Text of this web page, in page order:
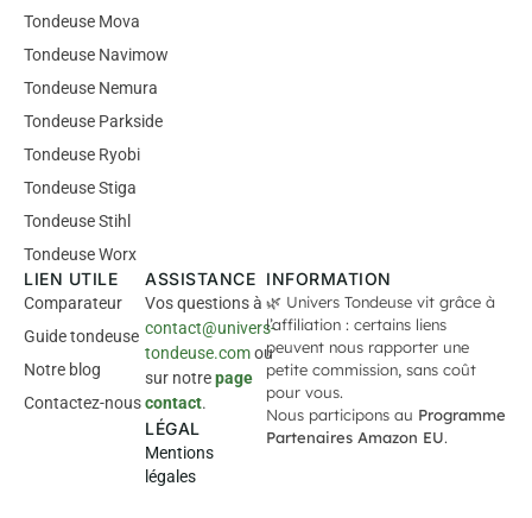
Tondeuse Mova
Tondeuse Navimow
Tondeuse Nemura
Tondeuse Parkside
Tondeuse Ryobi
Tondeuse Stiga
Tondeuse Stihl
Tondeuse Worx
LIEN UTILE
Comparateur
Guide tondeuse
Notre blog
Contactez-nous
ASSISTANCE
Vos questions à
contact@univers-
tondeuse.comou
sur notrepage
contact.
LÉGAL
Mentions
légales
INFORMATION
🌿 Univers Tondeuse vit grâce à
l’affiliation : certains liens
peuvent nous rapporter une
petite commission, sans coût
pour vous.
Nous participons au Programme
Partenaires Amazon EU.